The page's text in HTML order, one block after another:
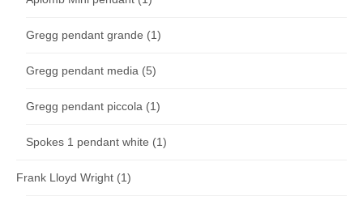
Gregg pendant grande (1)
Gregg pendant media (5)
Gregg pendant piccola (1)
Spokes 1 pendant white (1)
Frank Lloyd Wright (1)